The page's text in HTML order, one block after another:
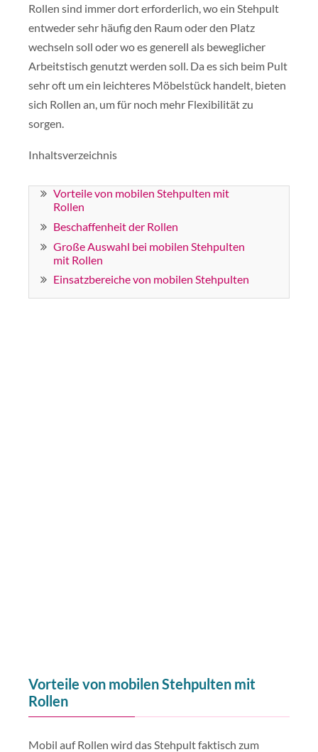
Rollen sind immer dort erforderlich, wo ein Stehpult
entweder sehr häufig den Raum oder den Platz
wechseln soll oder wo es generell als beweglicher
Arbeitstisch genutzt werden soll. Da es sich beim Pult
sehr oft um ein leichteres Möbelstück handelt, bieten
sich Rollen an, um für noch mehr Flexibilität zu
sorgen.
Inhaltsverzeichnis
Vorteile von mobilen Stehpulten mit
Rollen
Beschaffenheit der Rollen
Große Auswahl bei mobilen Stehpulten
mit Rollen
Einsatzbereiche von mobilen Stehpulten
Vorteile von mobilen Stehpulten mit
Rollen
Mobil auf Rollen wird das Stehpult faktisch zum